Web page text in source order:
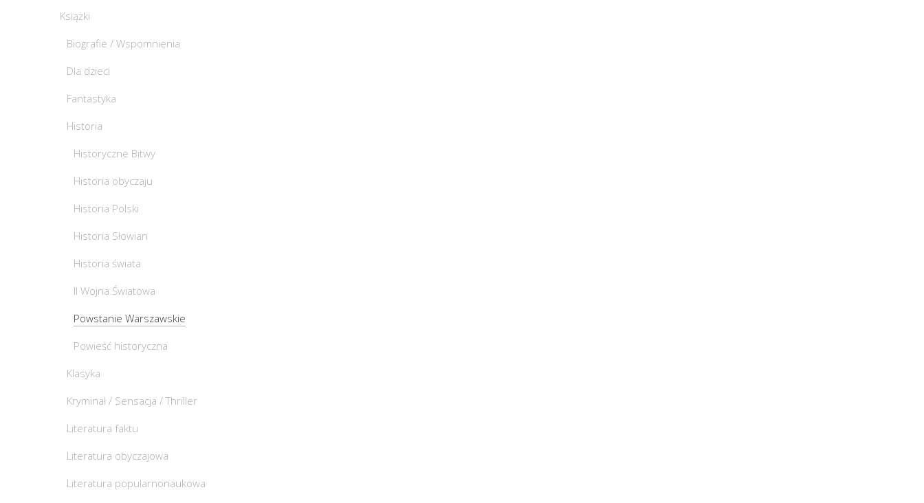
Książki
Biografie / Wspomnienia
Dla dzieci
Fantastyka
Historia
Historyczne Bitwy
Historia obyczaju
Historia Polski
Historia Słowian
Historia świata
II Wojna Światowa
Powstanie Warszawskie
Powieść historyczna
Klasyka
Kryminał / Sensacja / Thriller
Literatura faktu
Literatura obyczajowa
Literatura popularnonaukowa